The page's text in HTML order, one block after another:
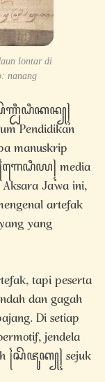
lontar di
nanang
Pendidikan
manuskrip
꧌ꦒꦺꦝꦶꦪ꧍ media
Jawa ini,
artefak
yang
tapi peserta
dan gagah
Di setiap
jendela
꧌ꦱꦼꦗꦸꦏ꧀꧍ sejuk